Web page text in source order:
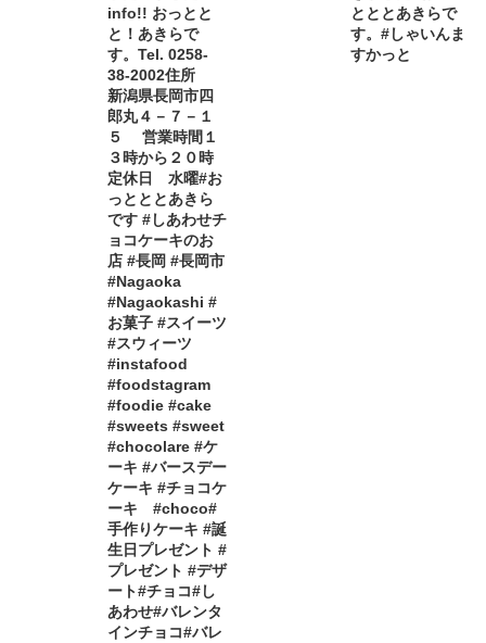
info!! おっとと
と！あきらで
す。Tel. 0258-
38-2002住所
新潟県長岡市四
郎丸４－７－１
５ 営業時間１
３時から２０時
定休日 水曜#お
っとととあきら
です #しあわせチ
ョコケーキのお
店 #長岡 #長岡市
#Nagaoka
#Nagaokashi #
お菓子 #スイーツ
#スウィーツ
#instafood
#foodstagram
#foodie #cake
#sweets #sweet
#chocolare #ケ
ーキ #バースデー
ケーキ #チョコケ
ーキ #choco#
手作りケーキ #誕
生日プレゼント #
プレゼント #デザ
ート#チョコ#し
あわせ#バレンタ
インチョコ#バレ
とととあきらで
す。#しゃいんま
すかっと